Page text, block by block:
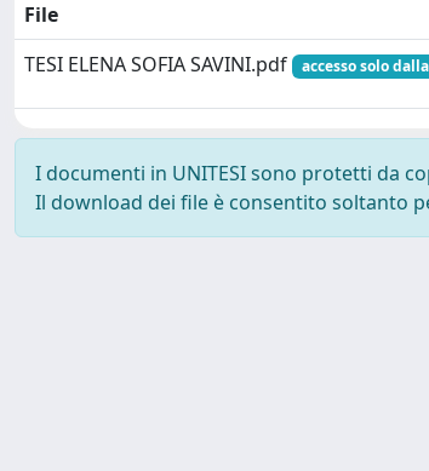
File
TESI ELENA SOFIA SAVINI.pdf
accesso solo
I documenti in UNITESI sono protetti da
Il download dei file è consentito soltanto